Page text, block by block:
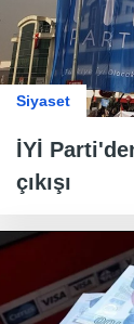
Siyaset
İYİ
çıkışı